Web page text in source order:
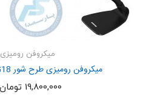
میکروفن رومیزی
میکروفن رومیزی طرح شور SHURE CVG18
19,800,000 تومان